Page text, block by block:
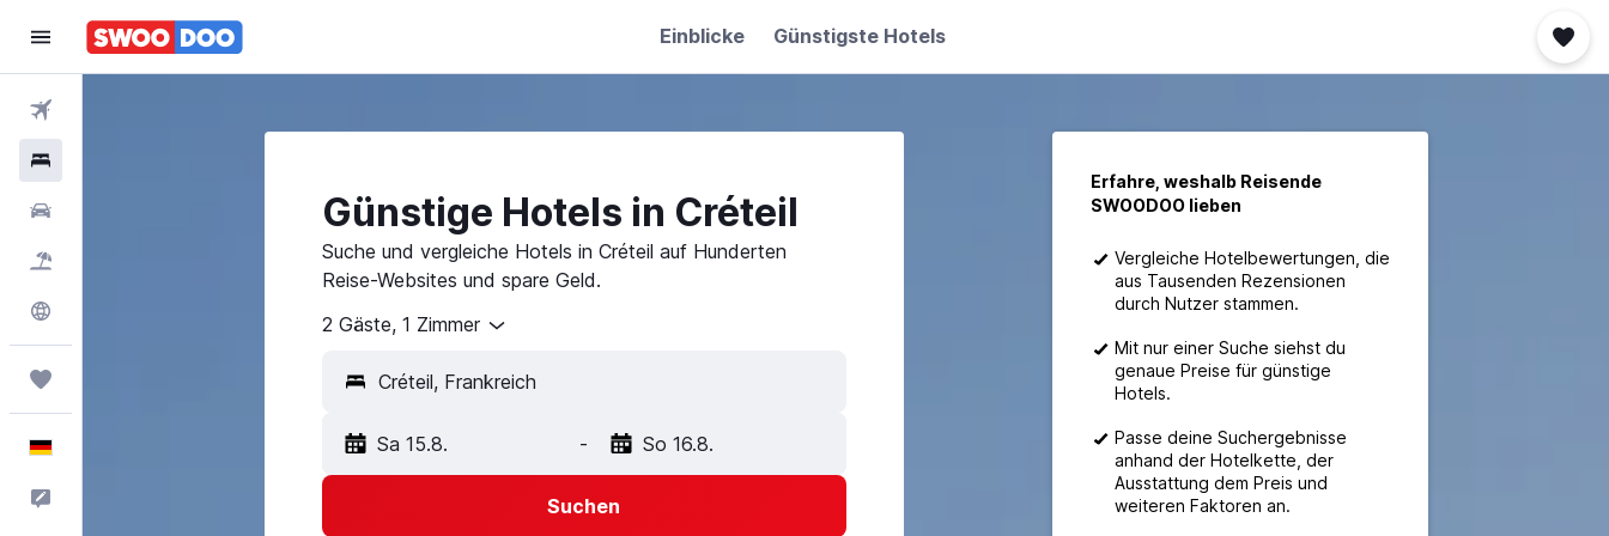
Einblicke Günstigste Hotels
Günstige Hotels in Créteil
Suche und vergleiche Hotels in Créteil auf Hunderten
Reise-Websites und spare Geld.
2 Gäste, 1 Zimmer
Sa 15.8. - So 16.8.
Suchen
Erfahre, weshalb Reisende
SWOODOO lieben
Vergleiche Hotelbewertungen, die
aus Tausenden Rezensionen
durch Nutzer stammen.
Mit nur einer Suche siehst du
genaue Preise für günstige
Hotels.
Passe deine Suchergebnisse
anhand der Hotelkette, der
Ausstattung dem Preis und
weiteren Faktoren an.